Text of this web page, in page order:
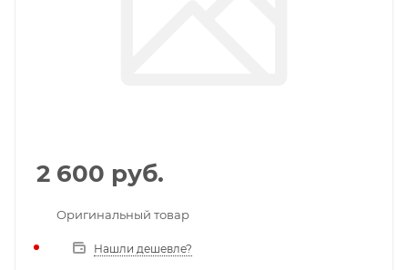
2 600 руб.
Оригинальный товар
Нашли дешевле?